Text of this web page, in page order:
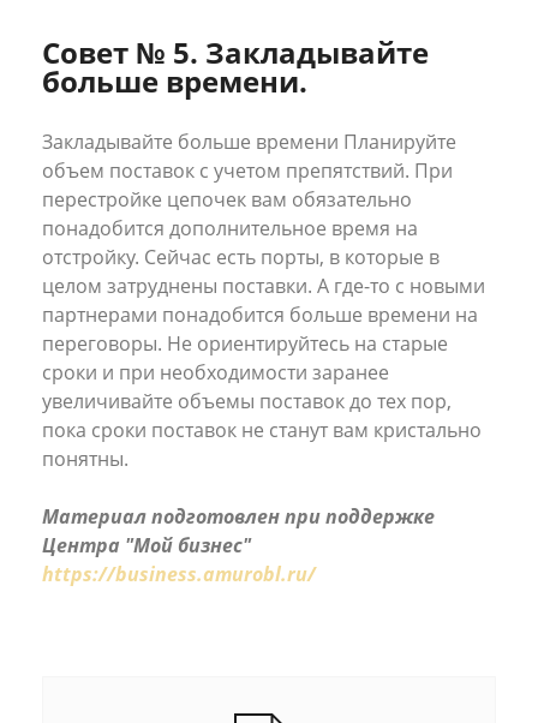
Совет № 5. Закладывайте
больше времени.
Закладывайте больше времени Планируйте
объем поставок с учетом препятствий. При
перестройке цепочек вам обязательно
понадобится дополнительное время на
отстройку. Сейчас есть порты, в которые в
целом затруднены поставки. А где-то с новыми
партнерами понадобится больше времени на
переговоры. Не ориентируйтесь на старые
сроки и при необходимости заранее
увеличивайте объемы поставок до тех пор,
пока сроки поставок не станут вам кристально
понятны.
Материал подготовлен при поддержке
Центра "Мой бизнес"
https://business.amurobl.ru/